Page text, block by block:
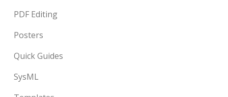
PDF Editing
Posters
Quick Guides
SysML